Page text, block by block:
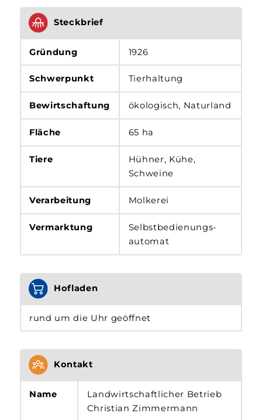
Steckbrief
Gründung 1926
Schwerpunkt Tierhaltung
Bewirtschaftung ökologisch, Naturland
Fläche 65 ha
Tiere
Hühner, Kühe,
Schweine
Verarbeitung Molkerei
Vermarktung
Selbstbedienungs­
automat
Hofladen
rund um die Uhr geöffnet
Kontakt
Name
Landwirtschaftlicher Betrieb
Christian Zimmermann